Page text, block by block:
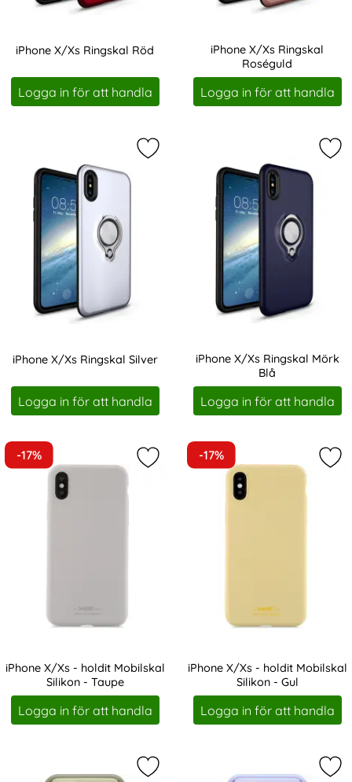
iPhone X/Xs Ringskal Röd
Art. nr 228554
Logga in för att handla
iPhone X/Xs Ringskal
Roséguld
Art. nr 228556
Logga in för att handla
iPhone X/Xs Ringskal Silver
Art. nr 228557
Logga in för att handla
Markera iPhone X/Xs Ringskal
iPhone X/Xs Ringskal Mörk
Blå
Art. nr 228558
Logga in för att handla
-17%
iPhone X/Xs - holdit Mobilskal
Silikon - Taupe
Art. nr 19147
Logga in för att handla
Markera iPhone X/Xs - holdit
-17%
iPhone X/Xs - holdit Mobilskal
Silikon - Gul
Art. nr 19148
Logga in för att handla
Markera holdit iPhone 11 Pro/X/Xs